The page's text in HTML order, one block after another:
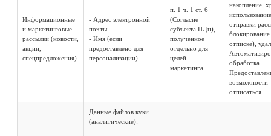
Информационные
и маркетинговые
рассылки (новости,
акции,
спецпредложения)
- Адрес электронной
почты
- Имя (если
предоставлено для
персонализации)
п. 1 ч. 1 ст. 6
(Согласие
субъекта ПДн),
полученное
отдельно для
целей
маркетинга.
накопление,
отправки
отписке),
обработка.
возможности
отписаться.
Данные файлов куки
(аналитические):
-